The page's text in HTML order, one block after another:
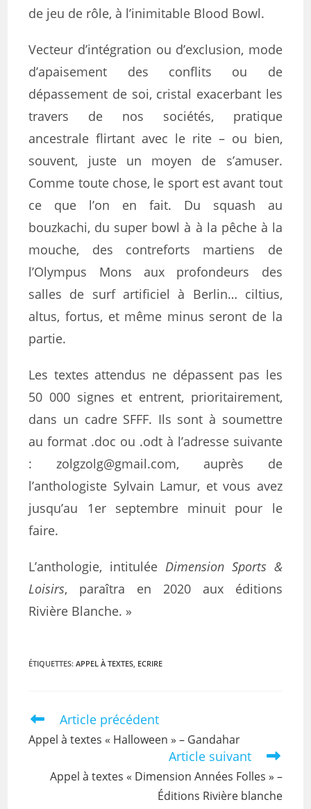
de jeu de rôle, à l’inimitable Blood Bowl.
Vecteur d’intégration ou d’exclusion, mode
d’apaisement des conflits ou de
dépassement de soi, cristal exacerbant les
travers de nos sociétés, pratique
ancestrale flirtant avec le rite – ou bien,
souvent, juste un moyen de s’amuser.
Comme toute chose, le sport est avant tout
ce que l’on en fait. Du squash au
bouzkachi, du super bowl à à la pêche à la
mouche, des contreforts martiens de
l’Olympus Mons aux profondeurs des
salles de surf artificiel à Berlin… ciltius,
altus, fortus, et même minus seront de la
partie.
Les textes attendus ne dépassent pas les
50 000 signes et entrent, prioritairement,
dans un cadre SFFF. Ils sont à soumettre
au format .doc ou .odt à l’adresse suivante
: zolgzolg@gmail.com, auprès de
l’anthologiste Sylvain Lamur, et vous avez
jusqu’au 1er septembre minuit pour le
faire.
L’anthologie, intitulée Dimension Sports &
Loisirs, paraîtra en 2020 aux éditions
Rivière Blanche. »
ÉTIQUETTES:APPEL À TEXTES, ECRIRE
Article précédent
Appel à textes « Halloween » – Gandahar
Article suivant
Appel à textes « Dimension Années Folles » –
Éditions Rivière blanche